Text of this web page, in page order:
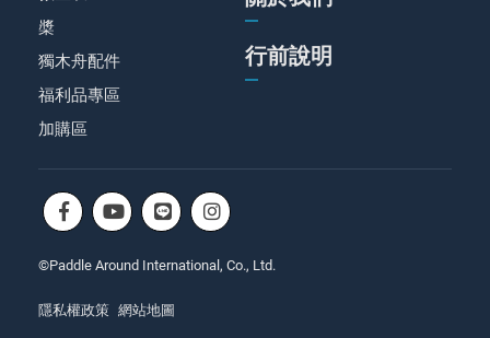
槳
獨木舟配件
福利品專區
加購區
行前說明
©Paddle Around International, Co., Ltd.
隱私權政策 網站地圖